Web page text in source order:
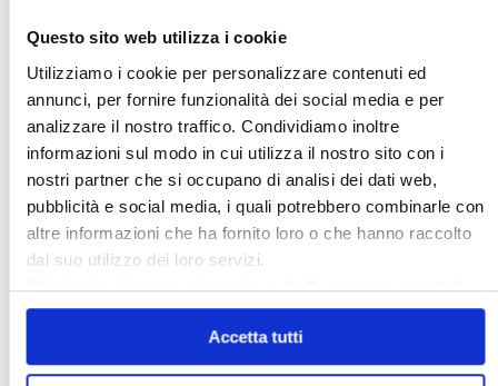
Questo sito web utilizza i cookie
Utilizziamo i cookie per personalizzare contenuti ed
annunci, per fornire funzionalità dei social media e per
analizzare il nostro traffico. Condividiamo inoltre
informazioni sul modo in cui utilizza il nostro sito con i
nostri partner che si occupano di analisi dei dati web,
pubblicità e social media, i quali potrebbero combinarle con
altre informazioni che ha fornito loro o che hanno raccolto
dal suo utilizzo dei loro servizi.
Chiudendo il banner cliccando sullaXverranno accettati
solo i cookie necessari.
Accetta tutti
〉 5 ragioni per aderire a Confedilizia